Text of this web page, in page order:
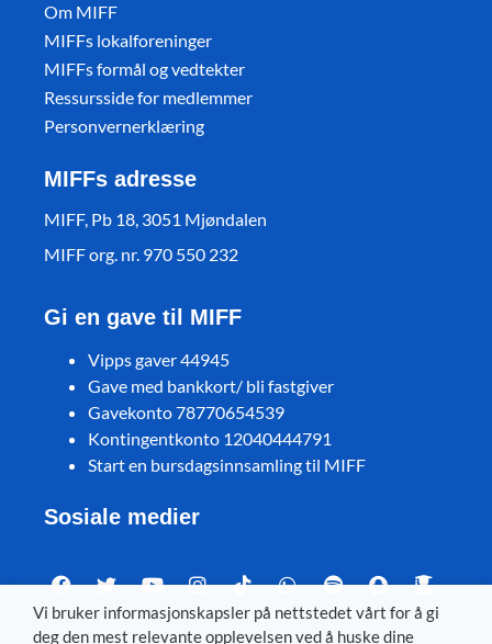
Om MIFF
MIFFs lokalforeninger
MIFFs formål og vedtekter
Ressursside for medlemmer
Personvernerklæring
MIFFs adresse
MIFF, Pb 18, 3051 Mjøndalen
MIFF org. nr. 970 550 232
Gi en gave til MIFF
Vipps gaver 44945
Gave med bankkort/ bli fastgiver
Gavekonto 78770654539
Kontingentkonto 12040444791
Start en bursdagsinnsamling til MIFF
Sosiale medier
Vi bruker informasjonskapsler på nettstedet vårt for å gi
deg den mest relevante opplevelsen ved å huske dine